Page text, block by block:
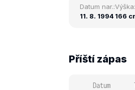
Datum nar.:
11. 8. 1994
Výška:
166
Příští zápas
Datum